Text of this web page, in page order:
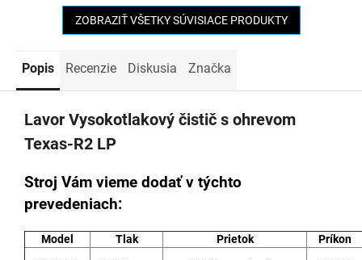
ZOBRAZIŤ VŠETKY SÚVISIACE PRODUKTY
Popis Recenzie Diskusia Značka
Lavor Vysokotlakový čistič s ohrevom
Texas-R2 LP
Stroj Vám vieme dodať v týchto
prevedeniach:
Model Tlak Prietok Príkon